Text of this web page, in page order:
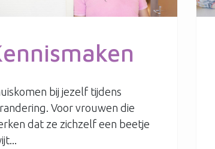
bij jezelf tijdens
Voor vrouwen die
dat ze zichzelf een beetje